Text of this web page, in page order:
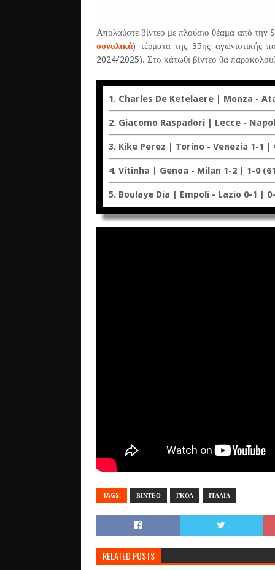
Απολαύστε βίντεο με πλούσιο θέαμα από την
συνολικά) τέρματα της 35ης αγωνιστικής
2024/2025). Στο κάτωθι βίντεο θα
1. Charles De Ketelaere | Monza -
2. Giacomo Raspadori | Lecce -
3. Kike Perez | Torino - Venezia 1-1 |
4. Vitinha | Genoa - Milan 1-2 | 1-0
5. Boulaye Dia | Empoli - Lazio 0-1 |
TAGS: ΒΙΝΤΕΟ ΓΚΟΛ ΙΤΑΛΙΑ
RELATED POSTS